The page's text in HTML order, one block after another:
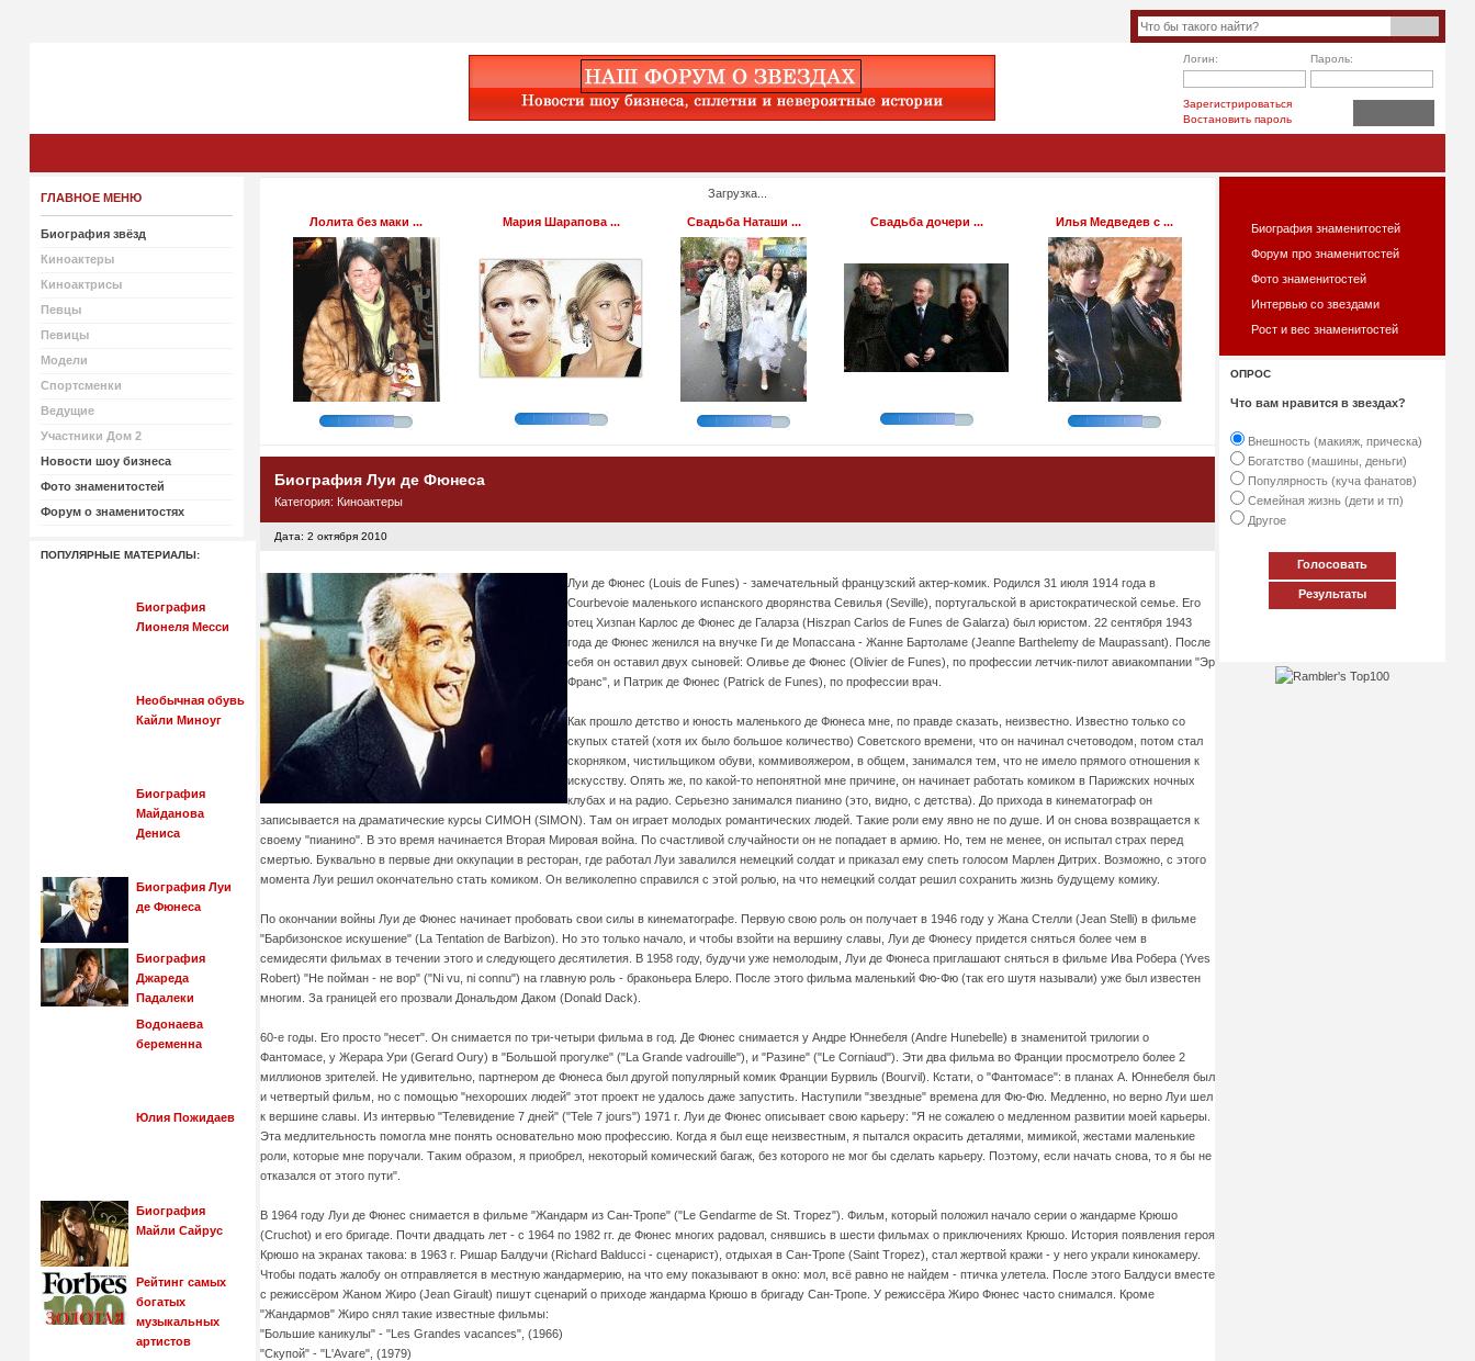
Логин: Пароль:
Зарегистрироваться
Востановить пароль
ГЛАВНОЕ МЕНЮ
Биография звёзд
Киноактеры
Киноактрисы
Певцы
Певицы
Модели
Спортсменки
Ведущие
Участники Дом 2
Новости шоу бизнеса
Фото знаменитостей
Форум о знаменитостях
ПОПУЛЯРНЫЕ МАТЕРИАЛЫ:
Биография
Лионеля Месси
Необычная обувь
Кайли Миноуг
Биография
Майданова
Дениса
Биография Луи
де Фюнеса
Биография
Джареда
Падалеки
Водонаева
беременна
Юлия Пожидаев
Биография
Майли Сайрус
Рейтинг самых
богатых
музыкальных
артистов
Загрузка...
Лолита без маки ... Мария Шарапова ... Свадьба Наташи ... Свадьба дочери ... Илья Медведев с ...
Биография Луи де Фюнеса
Категория: Киноактеры
Дата: 2 октября 2010
Луи де Фюнес (Louis de Funes) - замечательный французский актер-комик. Родился 31 июля 1914 года в
Courbevoie маленького испанского дворянства Севилья (Seville), португальской в аристократической семье. Его
отец Хизпан Карлос де Фюнес де Галарза (Hiszpan Carlos de Funes de Galarza) был юристом. 22 сентября 1943
года де Фюнес женился на внучке Ги де Мопассана - Жанне Бартоламе (Jeanne Barthelemy de Maupassant). После
себя он оставил двух сыновей: Оливье де Фюнес (Olivier de Funes), по профессии летчик-пилот авиакомпании "Эр
Франс", и Патрик де Фюнес (Patrick de Funes), по профессии врач.
Как прошло детство и юность маленького де Фюнеса мне, по правде сказать, неизвестно. Известно только со
скупых статей (хотя их было большое количество) Советского времени, что он начинал счетоводом, потом стал
скорняком, чистильщиком обуви, коммивояжером, в общем, занимался тем, что не имело прямого отношения к
искусству. Опять же, по какой-то непонятной мне причине, он начинает работать комиком в Парижских ночных
клубах и на радио. Серьезно занимался пианино (это, видно, с детства). До прихода в кинематограф он
записывается на драматические курсы СИМОН (SIMON). Там он играет молодых романтических людей. Такие роли ему явно не по душе. И он снова возвращается к
своему "пианино". В это время начинается Вторая Мировая война. По счастливой случайности он не попадает в армию. Но, тем не менее, он испытал страх перед
смертью. Буквально в первые дни оккупации в ресторан, где работал Луи завалился немецкий солдат и приказал ему спеть голосом Марлен Дитрих. Возможно, с этого
момента Луи решил окончательно стать комиком. Он великолепно справился с этой ролью, на что немецкий солдат решил сохранить жизнь будущему комику.
По окончании войны Луи де Фюнес начинает пробовать свои силы в кинематографе. Первую свою роль он получает в 1946 году у Жана Стелли (Jean Stelli) в фильме
"Барбизонское искушение" (La Tentation de Barbizon). Но это только начало, и чтобы взойти на вершину славы, Луи де Фюнесу придется сняться более чем в
семидесяти фильмах в течении этого и следующего десятилетия. В 1958 году, будучи уже немолодым, Луи де Фюнеса приглашают сняться в фильме Ива Робера (Yves
Robert) "Не пойман - не вор" ("Ni vu, ni connu") на главную роль - браконьера Блеро. После этого фильма маленький Фю-Фю (так его шутя называли) уже был известен
многим. За границей его прозвали Дональдом Даком (Donald Dack).
60-е годы. Его просто "несет". Он снимается по три-четыри фильма в год. Де Фюнес снимается у Андре Юннебеля (Andre Hunebelle) в знаменитой трилогии о
Фантомасе, у Жерара Ури (Gerard Oury) в "Большой прогулке" ("La Grande vadrouille"), и "Разине" ("Le Corniaud"). Эти два фильма во Франции просмотрело более 2
миллионов зрителей. Не удивительно, партнером де Фюнеса был другой популярный комик Франции Бурвиль (Bourvil). Кстати, о "Фантомасе": в планах А. Юннебеля был
и четвертый фильм, но с помощью "нехороших людей" этот проект не удалось даже запустить. Наступили "звездные" времена для Фю-Фю. Медленно, но верно Луи шел
к вершине славы. Из интервью "Телевидение 7 дней" ("Tele 7 jours") 1971 г. Луи де Фюнес описывает свою карьеру: "Я не сожалею о медленном развитии моей карьеры.
Эта медлительность помогла мне понять основательно мою профессию. Когда я был еще неизвестным, я пытался окрасить деталями, мимикой, жестами маленькие
роли, которые мне поручали. Таким образом, я приобрел, некоторый комический багаж, без которого не мог бы сделать карьеру. Поэтому, если начать снова, то я бы не
отказался от этого пути".
В 1964 году Луи де Фюнес снимается в фильме "Жандарм из Сан-Тропе" ("Le Gendarme de St. Tropez"). Фильм, который положил начало серии о жандарме Крюшо
(Cruchot) и его бригаде. Почти двадцать лет - с 1964 по 1982 гг. де Фюнес многих радовал, снявшись в шести фильмах о приключениях Крюшо. История появления героя
Крюшо на экранах такова: в 1963 г. Ришар Балдучи (Richard Balducci - сценарист), отдыхая в Сан-Тропе (Saint Tropez), стал жертвой кражи - у него украли кинокамеру.
Чтобы подать жалобу он отправляется в местную жандармерию, на что ему показывают в окно: мол, всё равно не найдем - птичка улетела. После этого Балдуси вместе
с режиссёром Жаном Жиро (Jean Girault) пишут сценарий о приходе жандарма Крюшо в бригаду Сан-Тропе. У режиссёра Жиро Фюнес часто снимался. Кроме
"Жандармов" Жиро снял такие известные фильмы:
"Большие каникулы" - "Les Grandes vacances", (1966)
"Скупой" - "L'Avare", (1979)
Биография знаменитостей
Форум про знаменитостей
Фото знаменитостей
Интервью со звездами
Рост и вес знаменитостей
ОПРОС
Что вам нравится в звездах?
Внешность (макияж, прическа)
Богатство (машины, деньги)
Популярность (куча фанатов)
Семейная жизнь (дети и тп)
Другое
Голосовать
Результаты